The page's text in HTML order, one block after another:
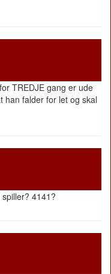
TREDJE gang er ude
han falder for let og skal
4141?